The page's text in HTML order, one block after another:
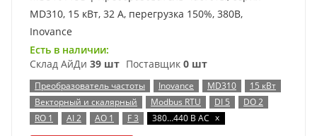
MD310, 15 кВт, 32 А, перегрузка 150%, 380B,
Inovance
Есть в наличии:
Склад АйДи 39 шт Поставщик 0 шт
Преобразователь частоты Inovance MD310
15 кВт
Векторный и скалярный
Modbus RTU DI 5
DO 2
RO 1
AI 2 AO 1 F 3 380…440 В AC x